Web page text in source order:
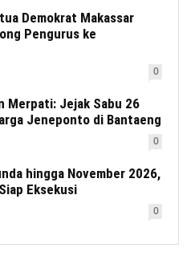
Demokrat Makassar
Pengurus ke
0
Merpati: Jejak Sabu 26
Jeneponto di Bantaeng
0
hingga November 2026,
Eksekusi
0